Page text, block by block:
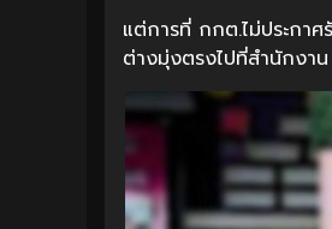
แต่การที่ กกต.ไม่ประกา
ต่างมุ่งตรงไปที่สำนักงา